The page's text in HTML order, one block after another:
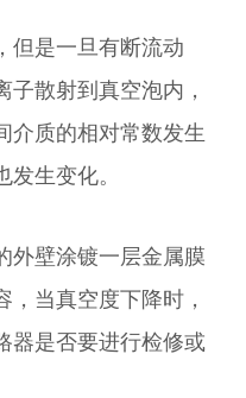
但是一旦有断流动
散射到真空泡内，
介质的相对常数发生
生变化。
外壁涂镀一层金属膜
当真空度下降时，
器是否要进行检修或